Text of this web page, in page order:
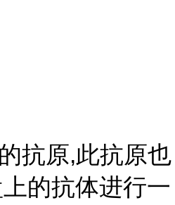
抗原,此抗原也
的抗体进行一